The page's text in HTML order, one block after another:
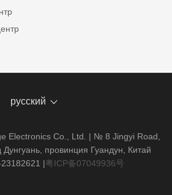
русский
Electronics Co., Ltd. | № 8 Jingyi Road,
провинция Гуандун, Китай
|粤ICP备07049936号